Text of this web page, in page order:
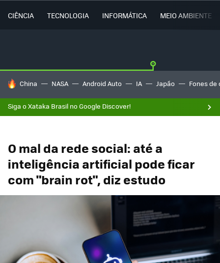
CIÊNCIA TECNOLOGIA INFORMÁTICA MEIO AMBIENTE
TENDÊNCIAS DO DIA
China NASA Android Auto IA Japão Fones de
Siga o Xataka Brasil no Google Discover!
O mal da rede social: até a
inteligência artificial pode ficar
com "brain rot", diz estudo